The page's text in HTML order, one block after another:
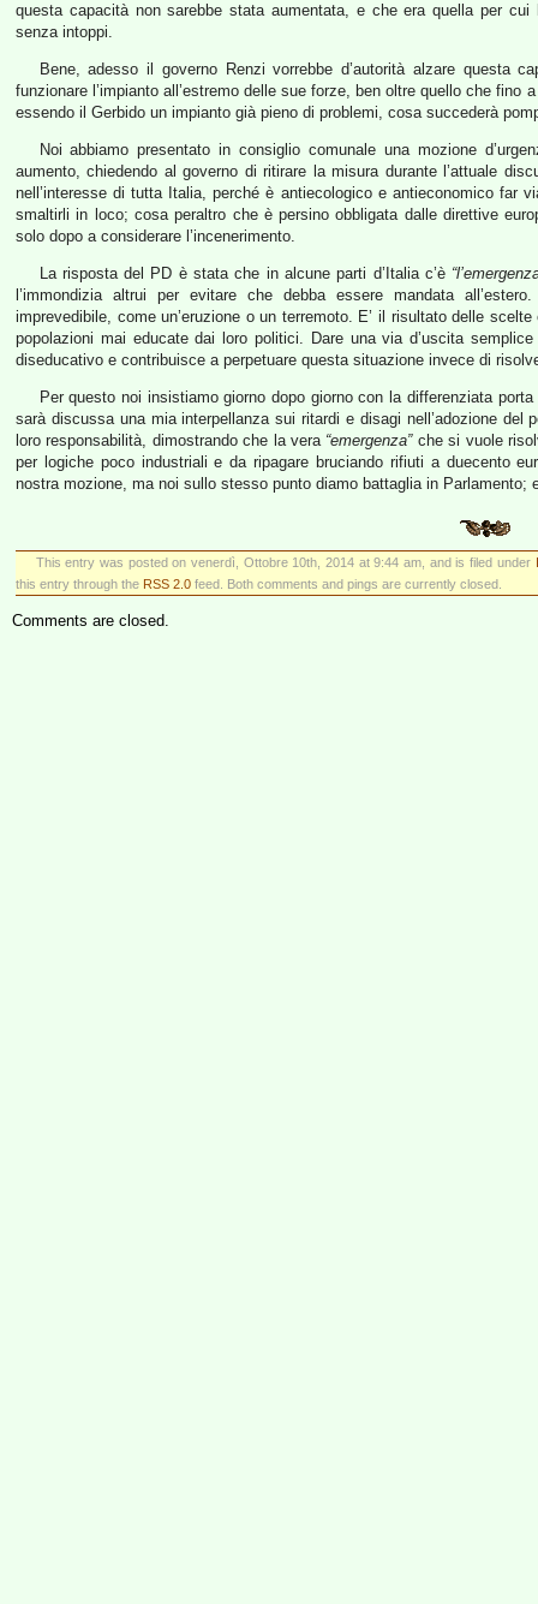
questa capacità non sarebbe stata aumentata, e che era quella per
senza intoppi.
Bene, adesso il governo Renzi vorrebbe d’autorità alzare questa
funzionare l’impianto all’estremo delle sue forze, ben oltre quello che
essendo il Gerbido un impianto già pieno di problemi, cosa succederà
Noi abbiamo presentato in consiglio comunale una mozione
aumento, chiedendo al governo di ritirare la misura durante l’attuale
nell’interesse di tutta Italia, perché è antiecologico e antieconomico far
smaltirli in loco; cosa peraltro che è persino obbligata dalle direttive
solo dopo a considerare l’incenerimento.
La risposta del PD è stata che in alcune parti d’Italia c’è
l’immondizia altrui per evitare che debba essere mandata
imprevedibile, come un’eruzione o un terremoto. E’ il risultato delle
popolazioni mai educate dai loro politici. Dare una via d’uscita
diseducativo e contribuisce a perpetuare questa situazione invece di
Per questo noi insistiamo giorno dopo giorno con la differenziata
sarà discussa una mia interpellanza sui ritardi e disagi nell’adozione del
loro responsabilità, dimostrando che la vera “emergenza”che si vuole
per logiche poco industriali e da ripagare bruciando rifiuti a duecento
nostra mozione, ma noi sullo stesso punto diamo battaglia in Parlamento;
This entry was posted on venerdì, Ottobre 10th, 2014 at 9:44 am, and is filed under
this entry through the RSS 2.0 feed. Both comments and pings are currently closed.
Comments are closed.